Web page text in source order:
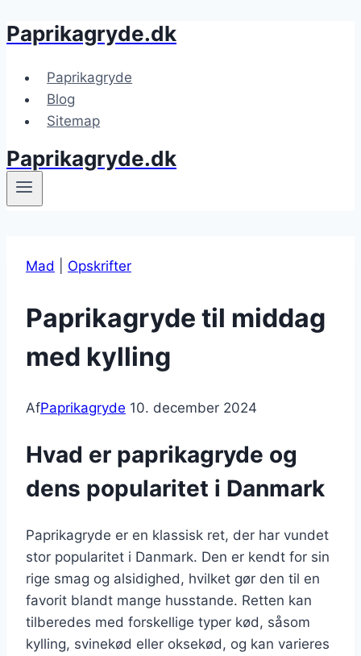
Fortsæt
indhold
Paprikagryde.dk
Paprikagryde
Blog
Sitemap
Paprikagryde.dk
Mad Opskrifter
Paprikagryde til middag
med kylling
AfPaprikagryde 10. december 2024
Hvad er paprikagryde og
dens popularitet i Danmark
Paprikagryde er en klassisk ret, der har vundet
stor popularitet i Danmark. Den er kendt for sin
rige smag og alsidighed, hvilket gør den til en
favorit blandt mange husstande. Retten kan
tilberedes med forskellige typer kød, såsom
kylling, svinekød eller oksekød, og kan varieres